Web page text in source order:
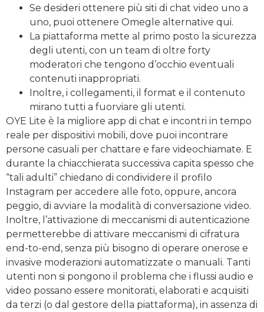
Se desideri ottenere più siti di chat video uno a
uno, puoi ottenere Omegle alternative qui.
La piattaforma mette al primo posto la sicurezza
degli utenti, con un team di oltre forty
moderatori che tengono d’occhio eventuali
contenuti inappropriati.
Inoltre, i collegamenti, il format e il contenuto
mirano tutti a fuorviare gli utenti.
OYE Lite è la migliore app di chat e incontri in tempo
reale per dispositivi mobili, dove puoi incontrare
persone casuali per chattare e fare videochiamate. E
durante la chiacchierata successiva capita spesso che
“tali adulti” chiedano di condividere il profilo
Instagram per accedere alle foto, oppure, ancora
peggio, di avviare la modalità di conversazione video.
Inoltre, l’attivazione di meccanismi di autenticazione
permetterebbe di attivare meccanismi di cifratura
end-to-end, senza più bisogno di operare onerose e
invasive moderazioni automatizzate o manuali. Tanti
utenti non si pongono il problema che i flussi audio e
video possano essere monitorati, elaborati e acquisiti
da terzi (o dal gestore della piattaforma), in assenza di